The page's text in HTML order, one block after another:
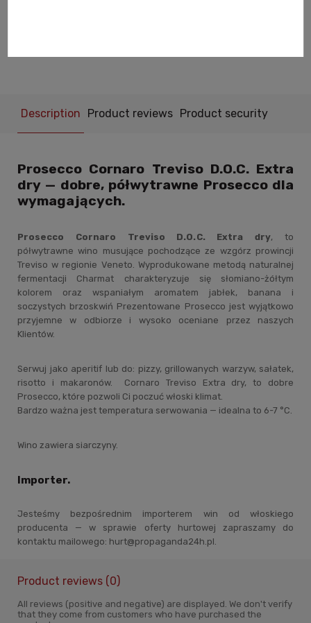
Description Product reviews Product security
Prosecco Cornaro Treviso D.O.C. Extra
dry — dobre, półwytrawne Prosecco dla
wymagających.
Prosecco Cornaro Treviso D.O.C. Extra dry, to
półwytrawne wino musujące pochodzące ze wzgórz prowincji
Treviso w regionie Veneto. Wyprodukowane metodą naturalnej
fermentacji Charmat charakteryzuje się słomiano-żółtym
kolorem oraz wspaniałym aromatem jabłek, banana i
soczystych brzoskwiń Prezentowane Prosecco jest wyjątkowo
przyjemne w odbiorze i wysoko oceniane przez naszych
Klientów.
Serwuj jako aperitif lub do: pizzy, grillowanych warzyw, sałatek,
risotto i makaronów. Cornaro Treviso Extra dry, to dobre
Prosecco, które pozwoli Ci poczuć włoski klimat.
Bardzo ważna jest temperatura serwowania — idealna to 6-7 °C.
Wino zawiera siarczyny.
Importer.
Jesteśmy bezpośrednim importerem win od włoskiego
producenta — w sprawie oferty hurtowej zapraszamy do
kontaktu mailowego: hurt@propaganda24h.pl.
Product reviews (0)
All reviews (positive and negative) are displayed. We don't verify
that they come from customers who have purchased the